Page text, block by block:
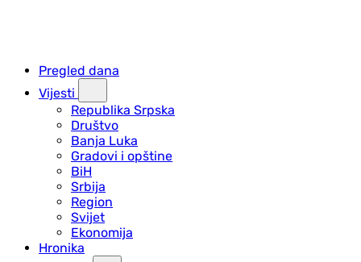
Pregled dana
Vijesti
Republika Srpska
Društvo
Banja Luka
Gradovi i opštine
BiH
Srbija
Region
Svijet
Ekonomija
Hronika